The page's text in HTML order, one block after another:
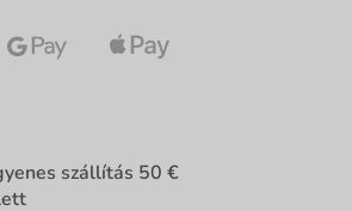
szállítás 50 €